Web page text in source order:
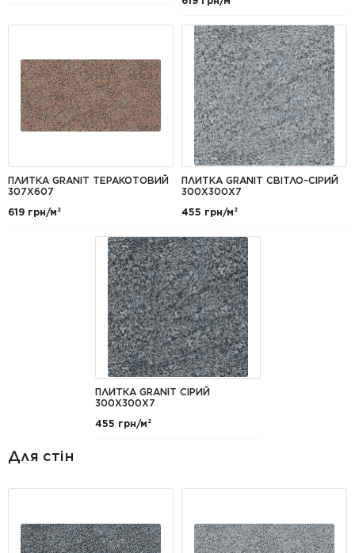
ПЛИТКА GRANIT ТЕРАКОТОВИЙ
307Х607
619 грн/м²
ПЛИТКА GRANIT СВІТЛО-СІРИЙ
300Х300Х7
455 грн/м²
ПЛИТКА GRANIT СІРИЙ
300Х300Х7
455 грн/м²
Для стін